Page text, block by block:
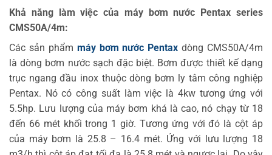
Khả năng làm việc của máy bơm nước Pentax series
CMS50A/4m:
Các sản phẩm máy bơm nước Pentax dòng CMS50A/4m
là dòng bơm nước sạch đặc biệt. Bơm được thiết kế dạng
trục ngang đầu inox thuộc dòng bơm ly tâm công nghiệp
Pentax. Nó có công suất làm việc là 4kw tương ứng với
5.5hp. Lưu lượng của máy bơm khá là cao, nó chạy từ 18
đến 66 mét khối trong 1 giờ. Tương ứng với đó là cột áp
của máy bơm là 25.8 – 16.4 mét. Ứng với lưu lượng 18